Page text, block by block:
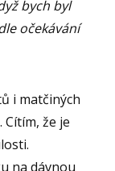
bych byl
očekávání
i matčiných
že je
na dávnou